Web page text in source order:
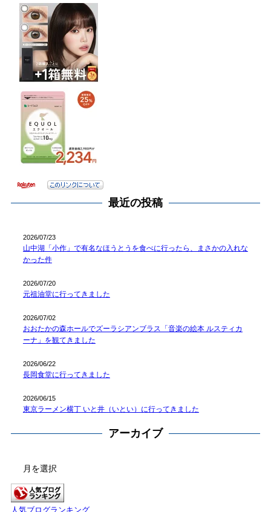
最近の投稿
山中湖「小作」で有名なほうとうを食べに行ったら、まさかの入れな
かった件
2026/07/23
元祖油堂に行ってきました
2026/07/20
おおたかの森ホールでズーラシアンブラス「音楽の絵本 ルスティカ
ーナ」を観てきました
2026/07/02
長岡食堂に行ってきました
2026/06/22
東京ラーメン横丁 いと井（いとい）に行ってきました
2026/06/15
アーカイブ
カ
イ
人気ブログランキング